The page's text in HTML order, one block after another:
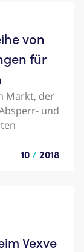
von
für
Markt, der
und
10 /2018
Vexve